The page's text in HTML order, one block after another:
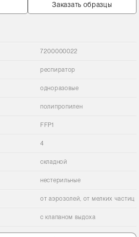
Заказать образцы
7200000022
респиратор
одноразовые
полипропилен
FFP1
4
складной
нестерильные
от аэрозолей, от мелких частиц
с клапаном выдоха